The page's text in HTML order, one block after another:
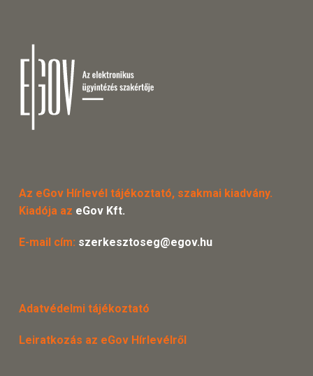
Az eGov Hírlevél tájékoztató, szakmai kiadvány.
Kiadója az eGov Kft.
E-mail cím: szerkesztoseg@egov.hu
Adatvédelmi tájékoztató
Leiratkozás az eGov Hírlevélről